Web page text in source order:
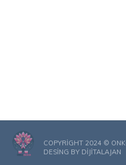
COPYRIGHT 2024 ©
DESING BY DIJITALAJAN